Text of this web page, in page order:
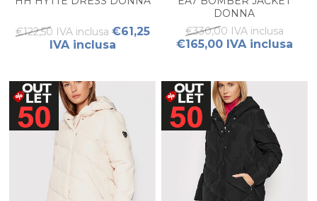
€122,50 IVA inclusa €61,25
IVA inclusa
DONNA
€330,00 IVA inclusa
€165,00 IVA inclusa